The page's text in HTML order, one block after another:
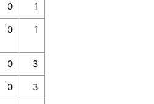
0 1
0 1
0 3
0 3